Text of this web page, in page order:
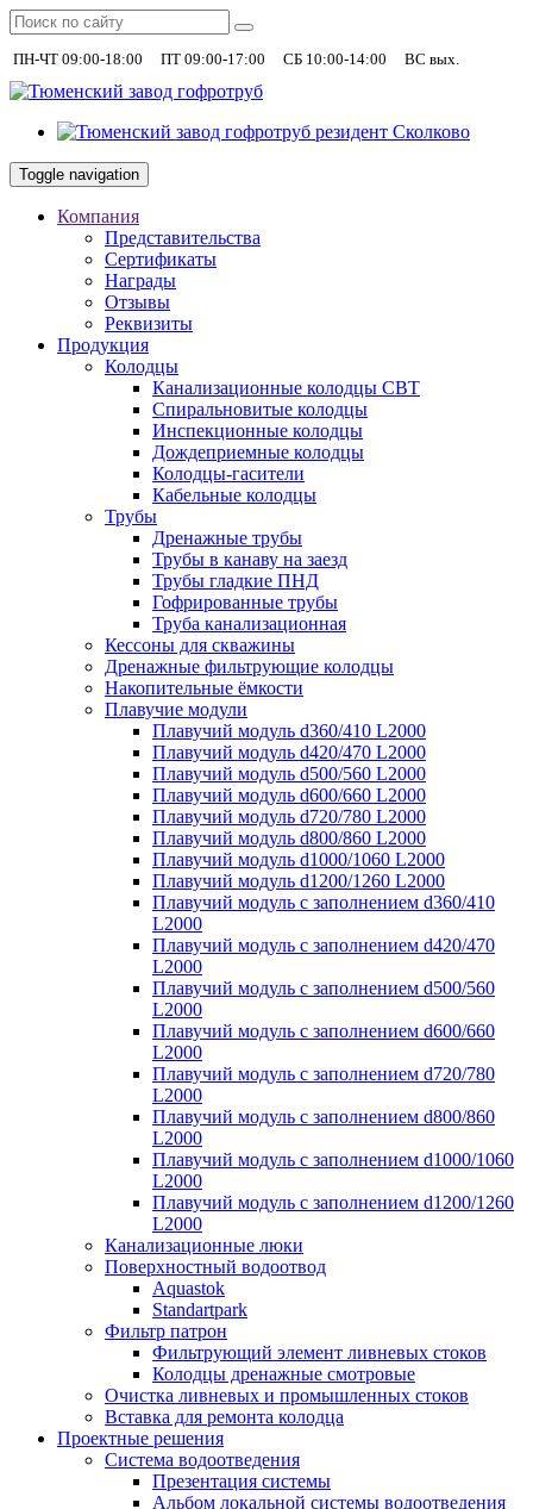
ПН-ЧТ 09:00-18:00 ПТ 09:00-17:00 СБ 10:00-14:00 ВС вых.
Toggle navigation
Компания
Представительства
Сертификаты
Награды
Отзывы
Реквизиты
Продукция
Колодцы
Канализационные колодцы СВТ
Спиральновитые колодцы
Инспекционные колодцы
Дождеприемные колодцы
Колодцы-гасители
Кабельные колодцы
Трубы
Дренажные трубы
Трубы в канаву на заезд
Трубы гладкие ПНД
Гофрированные трубы
Труба канализационная
Кессоны для скважины
Дренажные фильтрующие колодцы
Накопительные ёмкости
Плавучие модули
Плавучий модуль d360/410 L2000
Плавучий модуль d420/470 L2000
Плавучий модуль d500/560 L2000
Плавучий модуль d600/660 L2000
Плавучий модуль d720/780 L2000
Плавучий модуль d800/860 L2000
Плавучий модуль d1000/1060 L2000
Плавучий модуль d1200/1260 L2000
Плавучий модуль с заполнением d360/410
L2000
Плавучий модуль с заполнением d420/470
L2000
Плавучий модуль с заполнением d500/560
L2000
Плавучий модуль с заполнением d600/660
L2000
Плавучий модуль с заполнением d720/780
L2000
Плавучий модуль с заполнением d800/860
L2000
Плавучий модуль с заполнением d1000/1060
L2000
Плавучий модуль с заполнением d1200/1260
L2000
Канализационные люки
Поверхностный водоотвод
Aquastok
Standartpark
Фильтр патрон
Фильтрующий элемент ливневых стоков
Колодцы дренажные смотровые
Очистка ливневых и промышленных стоков
Вставка для ремонта колодца
Проектные решения
Система водоотведения
Презентация системы
Альбом локальной системы водоотведения